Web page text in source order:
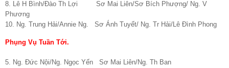
8. Lê H Bình/Đào Th Lợi Sơ Mai Liên/Sơ Bích Phượng/ Ng. V
Phương
10. Ng. Trung Hải/Annie Ng. Sơ Ánh Tuyết/ Ng. Tr Hải/Lê Đình Phong
Phụng Vụ Tuần Tới.
5. Ng. Đức Nội/Ng. Ngọc Yến Sơ Mai Liên/Ng. Th Ban